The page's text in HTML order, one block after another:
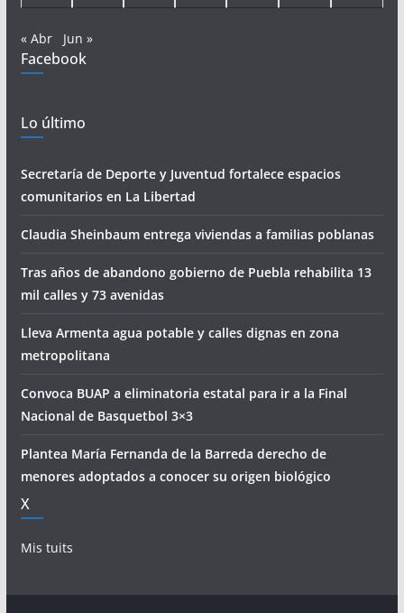
« Abr Jun »
Facebook
Lo último
Secretaría de Deporte y Juventud fortalece espacios
comunitarios en La Libertad
Claudia Sheinbaum entrega viviendas a familias poblanas
Tras años de abandono gobierno de Puebla rehabilita 13
mil calles y 73 avenidas
Lleva Armenta agua potable y calles dignas en zona
metropolitana
Convoca BUAP a eliminatoria estatal para ir a la Final
Nacional de Basquetbol 3×3
Plantea María Fernanda de la Barreda derecho de
menores adoptados a conocer su origen biológico
X
Mis tuits